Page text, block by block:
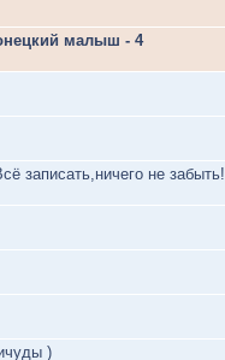
малыш - 4
записать,ничего не забыть!
)